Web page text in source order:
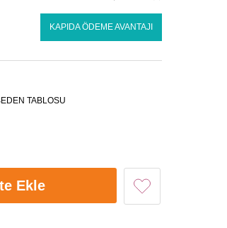
KAPIDA ÖDEME AVANTAJI
TABLOSU
Ekle